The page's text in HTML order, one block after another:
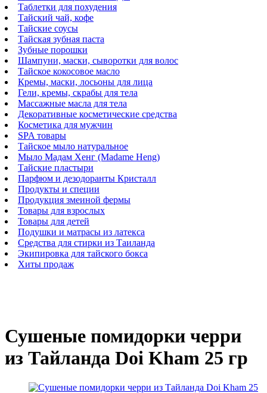
Таблетки для похудения
Тайский чай, кофе
Тайские соусы
Тайская зубная паста
Зубные порошки
Шампуни, маски, сыворотки для волос
Тайское кокосовое масло
Кремы, маски, лосьоны для лица
Гели, кремы, скрабы для тела
Массажные масла для тела
Декоративные косметические средства
Косметика для мужчин
SPA товары
Тайское мыло натуральное
Мыло Мадам Хенг (Madame Heng)
Тайские пластыри
Парфюм и дезодоранты Кристалл
Продукты и специи
Продукция змеиной фермы
Товары для взрослых
Товары для детей
Подушки и матрасы из латекса
Средства для стирки из Таиланда
Экипировка для тайского бокса
Хиты продаж
Сушеные помидорки черри
из Тайланда Doi Kham 25 гр